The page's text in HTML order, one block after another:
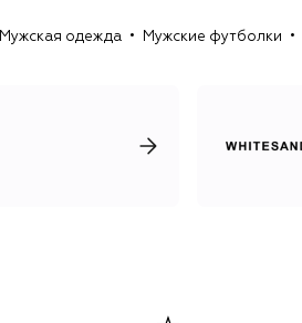
Мужская одежда Мужские футболки